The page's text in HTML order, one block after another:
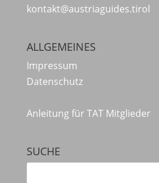
kontakt@austriaguides.tirol
ALLGEMEINES
Impressum
Datenschutz
Anleitung für TAT Mitglieder
SUCHE